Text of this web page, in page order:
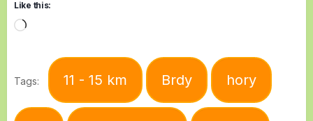
Like this:
Loading…
Tags: 11 - 15 km Brdy hory